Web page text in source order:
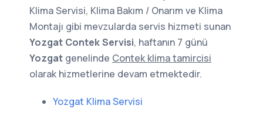
Klima Servisi, Klima Bakım / Onarım ve Klima
Montajı gibi mevzularda servis hizmeti sunan
Yozgat Contek Servisi, haftanın 7 günü
Yozgat genelinde Contek klima tamircisi
olarak hizmetlerine devam etmektedir.
Yozgat Klima Servisi